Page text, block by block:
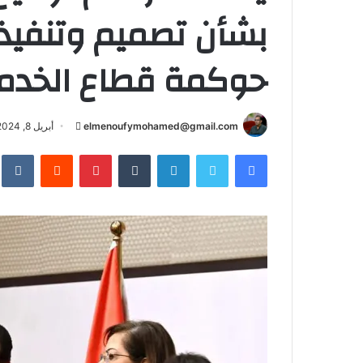
بشأن تصميم
حوكمة قطاع
elmenoufymohamed@gmail.com
أرسل
إلكترونيا
أبريل 8, 2024
فيسبوك تويتر لينكدإن بينتيريست